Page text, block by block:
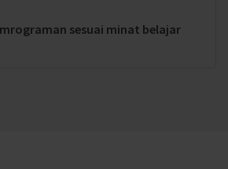
sesuai minat belajar